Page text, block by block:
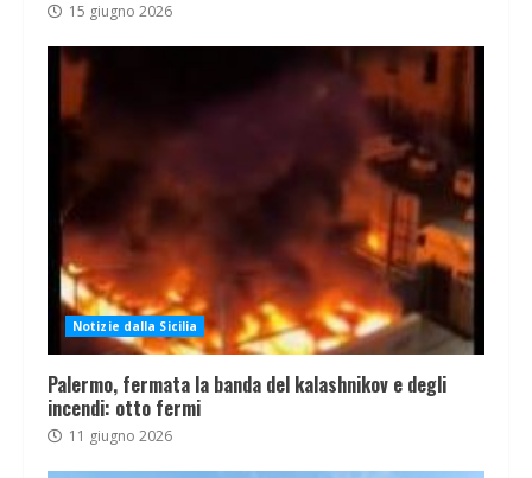
15 giugno 2026
Notizie dalla Sicilia
Palermo, fermata la banda del kalashnikov e degli
incendi: otto fermi
11 giugno 2026